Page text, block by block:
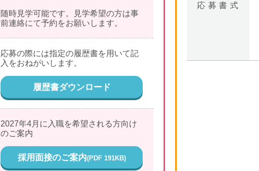
随時見学可能です。見学希望の方は事
前連絡にて予約をお願いします。
応募の際には指定の履歴書を用いて記
入をおねがいします。
履歴書ダウンロード
2027年4月に入職を希望される方向け
のご案内
採用面接のご案内(PDF 191KB)
応募書式